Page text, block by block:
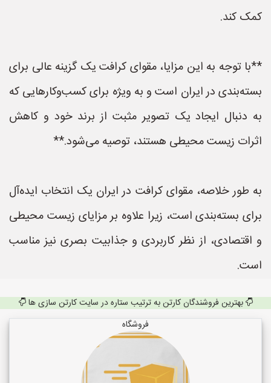
کمک کند.
**با توجه به این مزایا، مقوای کرافت یک گزینه عالی برای
بسته‌بندی در ایران است و به ویژه برای کسب‌وکارهایی که
به دنبال ایجاد یک تصویر مثبت از برند خود و کاهش
اثرات زیست محیطی هستند، توصیه می‌شود.**
به طور خلاصه، مقوای کرافت در ایران یک انتخاب ایده‌آل
برای بسته‌بندی است، زیرا علاوه بر مزایای زیست محیطی
و اقتصادی، از نظر کاربردی و جذابیت بصری نیز مناسب
است.
بهترین فروشندگان کارتن به ترتیب ستاره در سایت کارتن سازی ها
فروشگاه